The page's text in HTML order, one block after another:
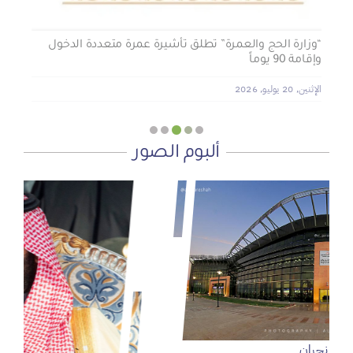
“وزارة الحج والعمرة” تطلق تأشيرة عمرة متعددة الدخول
وإقامة 90 يوماً
الإثنين, 20 يوليو, 2026
ألبوم الصور